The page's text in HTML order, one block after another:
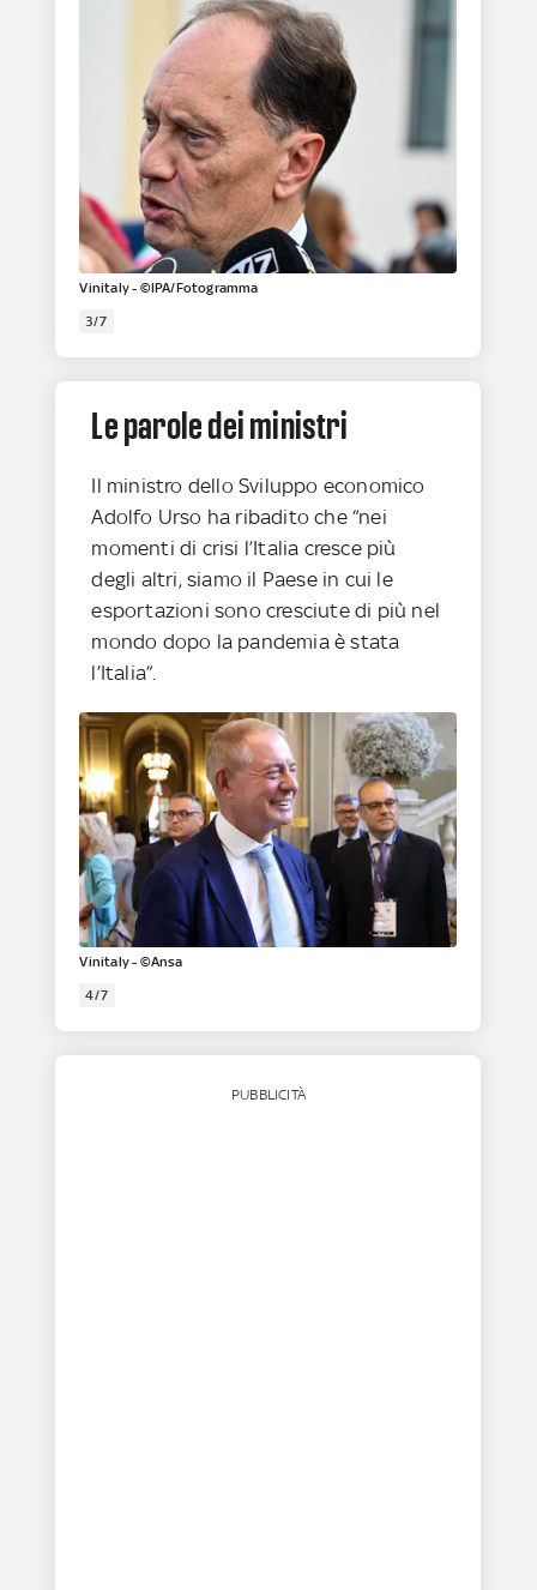
Vinitaly - ©IPA/Fotogramma
3/7
Le parole dei ministri
Il ministro dello Sviluppo economico
Adolfo Urso ha ribadito che “nei
momenti di crisi l’Italia cresce più
degli altri, siamo il Paese in cui le
esportazioni sono cresciute di più nel
mondo dopo la pandemia è stata
l’Italia”.
Vinitaly - ©Ansa
4/7
PUBBLICITÀ